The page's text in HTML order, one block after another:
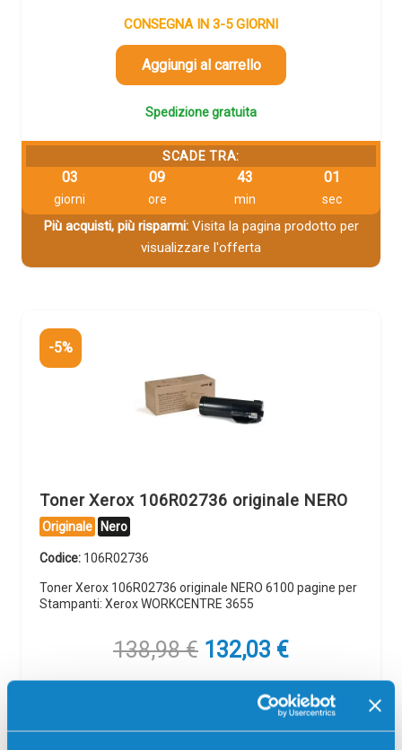
CONSEGNA IN 3-5 GIORNI
Aggiungi al carrello
Spedizione gratuita
SCADE TRA:
03
giorni
09
ore
43
min
00
sec
Più acquisti, più risparmi:Visita la pagina prodotto per
visualizzare l'offerta
-5%
Toner Xerox 106R02736 originale NERO
Originale Nero
Codice: 106R02736
Toner Xerox 106R02736 originale NERO 6100 pagine per
Stampanti: Xerox WORKCENTRE 3655
138,98€ Il
originale
138,98 €.
132,03 €Il
attuale
è:
132,03 €.
CONSEGNA IN 3-5 GIORNI
Aggiungi al carrello